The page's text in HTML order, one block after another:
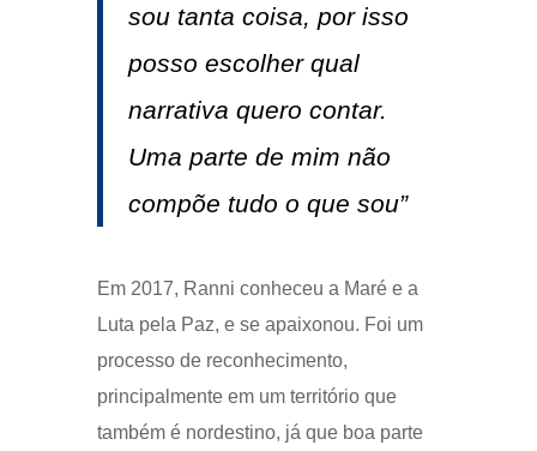
sou tanta coisa, por isso
posso escolher qual
narrativa quero contar.
Uma parte de mim não
compõe tudo o que sou”
Em 2017, Ranni conheceu a Maré e a
Luta pela Paz, e se apaixonou. Foi um
processo de reconhecimento,
principalmente em um território que
também é nordestino, já que boa parte